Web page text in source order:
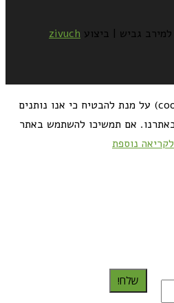
zivuch
אנו משתמשים בעוגיות (cookies) על מנת להבטיח כי אנו נותנים
אם תמשיכו להשתמש באתר
לקריאה נוספת
שלח!